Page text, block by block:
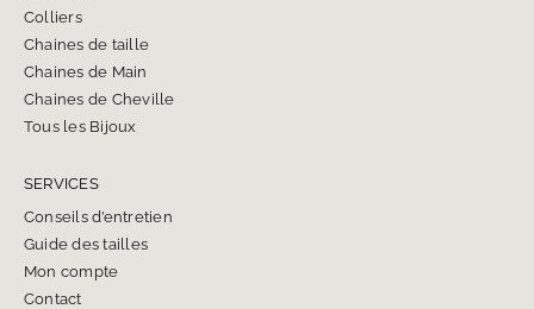
Colliers
Chaines de taille
Chaines de Main
Chaines de Cheville
Tous les Bijoux
SERVICES
Conseils d’entretien
Guide des tailles
Mon compte
Contact